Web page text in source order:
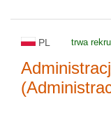
PL trwa